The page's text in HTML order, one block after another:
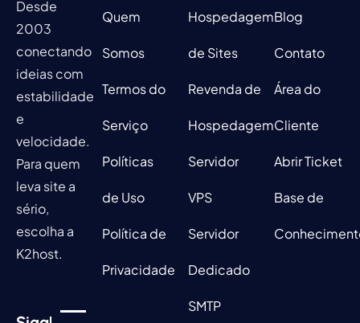
Desde
2003
conectando
ideias com
estabilidade
e
velocidade.
Para quem
leva site a
sério,
escolha a
K2host.
Quem
Somos
Termos do
Serviço
Políticas
de Uso
Política de
Privacidade
Hospedagem
de Sites
Revenda de
Hospedagem
Servidor
VPS
Servidor
Dedicado
SMTP
Blog
Contato
Área do
Cliente
Abrir Ticket
Base de